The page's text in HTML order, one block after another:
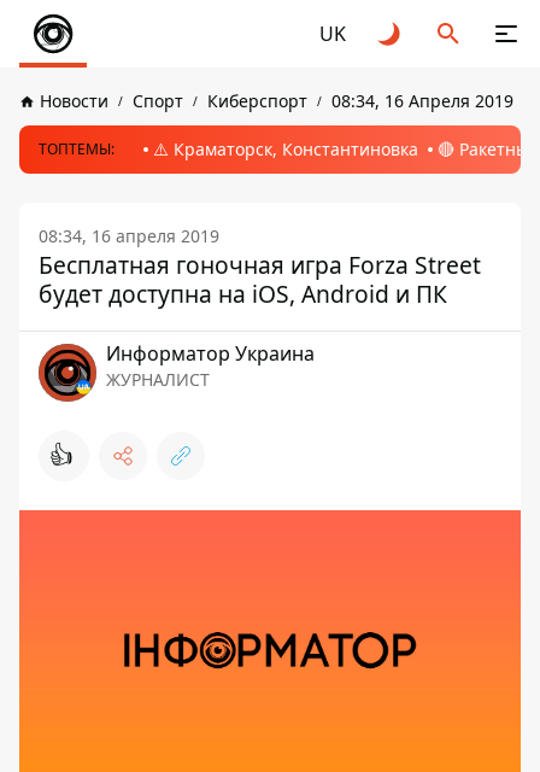
UK
Новости Спорт Киберспорт 08:34, 16 Апреля 2019
ТОПТЕМЫ: ⚠️ Краматорск, Константиновка 🔴
08:34, 16 апреля 2019
Бесплатная гоночная игра Forza Street
будет доступна на iOS, Android и ПК
Информатор Украина
ЖУРНАЛИСТ
👍